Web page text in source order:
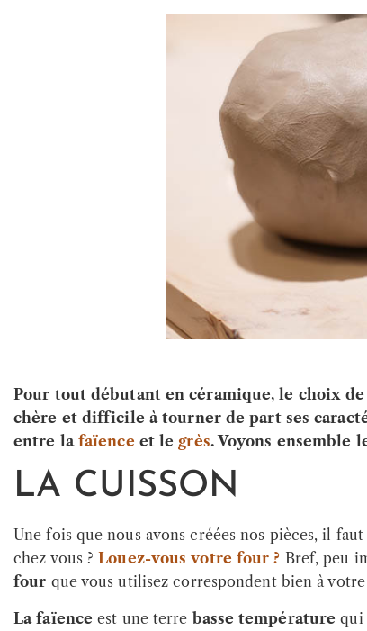
Pour tout débutant en céramique, le choix
chère et difficile à tourner de part ses
entre la faïenceet le grès. Voyons ensemble
LA CUISSON
Une fois que nous avons créées nos pièces, il
chez vous ?Louez-vous votre four ? Bref, peu
four que vous utilisez correspondent bien à votre
La faïence est une terre basse température qui